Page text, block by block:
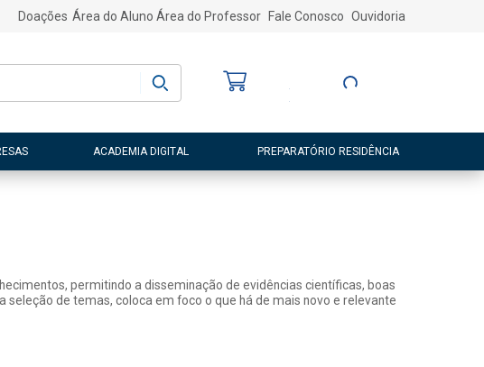
Doações Área do Aluno Área do Professor Fale Conosco Ouvidoria
Entre ou Cadastre-
ACADEMIA DIGITAL PREPARATÓRIO RESIDÊNCIA
permitindo a disseminação de evidências científicas, boas
de temas, coloca em foco o que há de mais novo e relevante